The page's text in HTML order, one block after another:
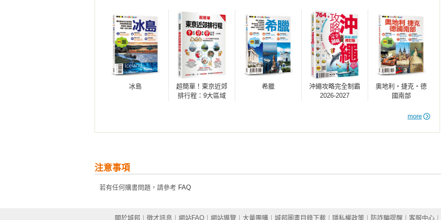
電影「艾蜜莉在巴黎」的拍攝場景在哪？
浴火重生的聖母院該如何觀賞？
體驗咖啡館文化如何成為巴黎的靈魂？
除了讓人放心跟著走的散步動線，還帶你從不同角度認識巴黎的知名景點，為旅程增添美麗的驚喜與
193 夏特
巴黎必訪定番景點18+
034 艾菲爾鐵塔｜鋼鐵與浪漫交織的世紀地標
068 大皇宮｜觀賞新藝術建築 朝聖歐洲最大玻璃圓頂
冰島
超簡單！東京近郊
排行程：9大區域
玩家都能輕鬆自由
希臘
沖繩攻略完全制霸
2026-2027
奧地利‧捷克‧德
國南部
more
注意事項
若有任何購書問題，請參考 FAQ
關於城邦︱ 徵才訊息 網站FAQ︱ 網站導覽︱ 大量團購︱ 城邦圖書目錄下載︱ 隱私權政策︱ 防詐騙提醒 客服中心︱